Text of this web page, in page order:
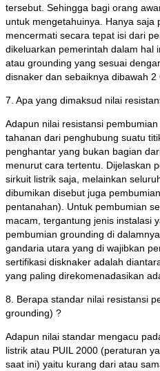
tersebut. Sehingga bagi orang
untuk mengetahuinya. Hanya saja
mencermati secara tepat isi dari
dikeluarkan pemerintah dalam hal
atau grounding yang sesuai
disnaker dan sebaiknya dibawah 2
7. Apa yang dimaksud nilai
Adapun nilai resistansi
tahanan dari penghubung suatu
penghantar yang bukan bagian
menurut cara tertentu. Dijelaskan
sirkuit listrik saja, melainkan
dibumikan disebut juga
pentanahan). Untuk pembumian
macam, tergantung jenis instalasi
pembumian grounding di
gandaria utara yang di wajibkan
sertifikasi disknaker adalah
yang paling direkomenadasikan
8. Berapa standar nilai resistansi
grounding) ?
Adapun nilai standar mengacu
listrik atau PUIL 2000 (peraturan
saat ini) yaitu kurang dari atau